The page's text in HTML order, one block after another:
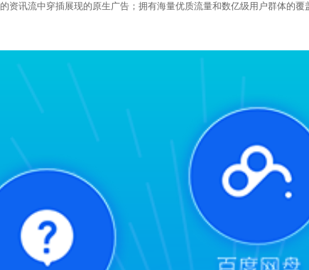
资讯流中穿插展现的原生广告；拥有海量优质流量和数亿级用户群体的